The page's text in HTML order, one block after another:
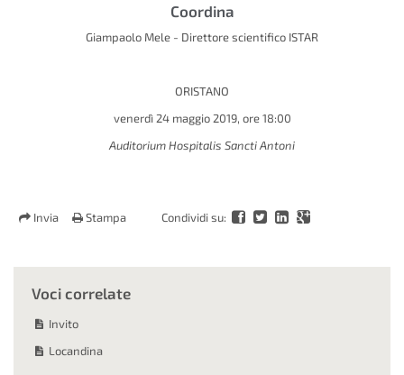
Coordina
Giampaolo Mele - Direttore scientifico ISTAR
ORISTANO
venerdì 24 maggio 2019, ore 18:00
Auditorium Hospitalis Sancti Antoni
Invia Stampa Condividi su:
Voci correlate
Invito
Locandina